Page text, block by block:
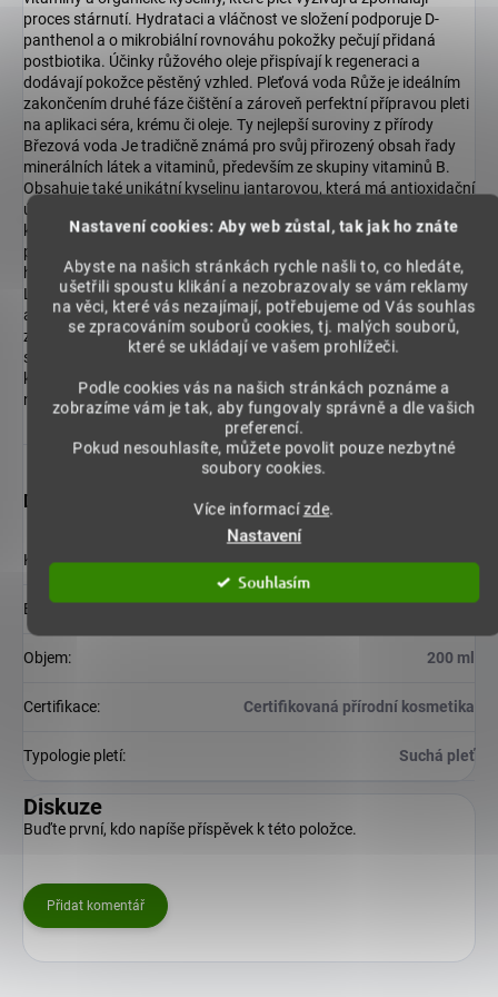
Nastavení cookies: Aby web zůstal, tak jak ho znáte
Abyste na našich stránkách rychle našli to, co hledáte,
ušetřili spoustu klikání a nezobrazovaly se vám reklamy
na věci, které vás nezajímají, potřebujeme od Vás souhlas
se zpracováním souborů cookies, tj. malých souborů,
které se ukládají ve vašem prohlížeči.
Podle cookies vás na našich stránkách poznáme a
zobrazíme vám je tak, aby fungovaly správně a dle vašich
preferencí.
Pokud nesouhlasíte, můžete povolit pouze nezbytné
soubory cookies.
Více informacízde.
Nastavení
Souhlasím
proces stárnutí. Hydrataci a vláčnost ve složení podporuje D-
panthenol a o mikrobiální rovnováhu pokožky pečují přidaná
postbiotika. Účinky růžového oleje přispívají k regeneraci a
dodávají pokožce pěstěný vzhled. Pleťová voda Růže je ideálním
zakončením druhé fáze čištění a zároveň perfektní přípravou pleti
na aplikaci séra, krému či oleje. Ty nejlepší suroviny z přírody
Březová voda Je tradičně známá pro svůj přirozený obsah řady
minerálních látek a vitaminů, především ze skupiny vitaminů B.
Obsahuje také unikátní kyselinu jantarovou, která má antioxidační
účinky a přímo se podílí na metabolismu v buňkách, čímž přispívá
k regeneraci pleti, vyživení, obnově a zpomalení stárnutí. Působí
příznivě na mikrobiom pokožky, citlivou pokožku, či pokožku s
hyperpigmentací nebo rozšířenými žilkami. Postbiotická složka
Lactobacillus ferment Příznivě působí na rovnováhu mikrobiomu
a pH pleti. Prokazatelně zvyšuje hydrataci pokožky, viditelně
zpevňuje její strukturu a zlepšuje ochrannou bariéru kůže. Díky
silným antibakteriálním vlastnostem působí jako přirozený
konzervant, který chrání kosmetické produkty a zamezuje růstu
nežádoucích mikroorganismů.
Doplňkové parametry
Kategorie: Kosmetika
EAN : 8596654000463
Objem: 200 ml
Certifikace: Certifikovaná přírodní kosmetika
Typologie pletí: Suchá pleť
Diskuze
Buďte první, kdo napíše příspěvek k této položce.
Přidat komentář